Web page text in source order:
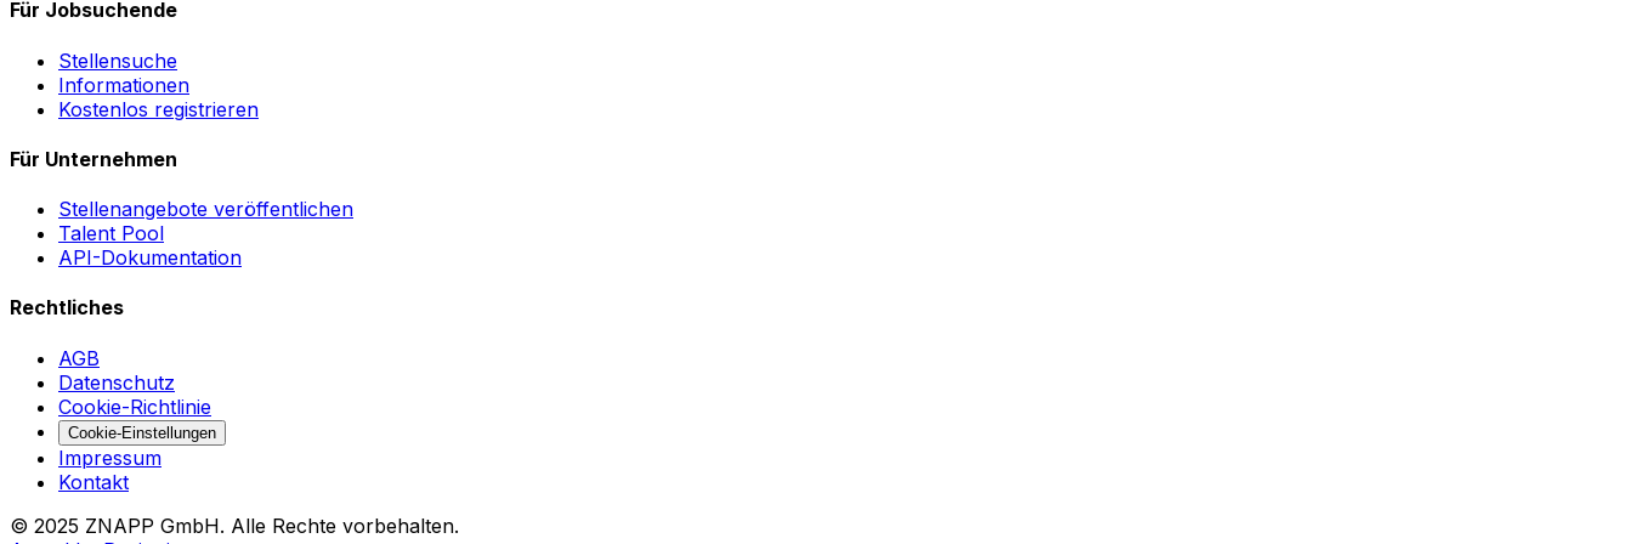
Für Jobsuchende
Stellensuche
Informationen
Kostenlos registrieren
Für Unternehmen
Stellenangebote veröffentlichen
Talent Pool
API-Dokumentation
Rechtliches
AGB
Datenschutz
Cookie-Richtlinie
Cookie-Einstellungen
Impressum
Kontakt
© 2025 ZNAPP GmbH. Alle Rechte vorbehalten.